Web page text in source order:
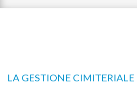
LA GESTIONE